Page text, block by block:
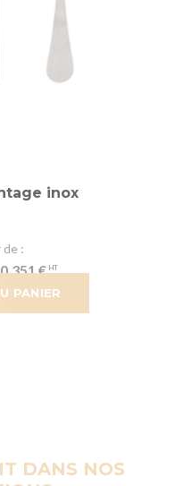
PANIER
inox
de
0,351 €
DANS NOS